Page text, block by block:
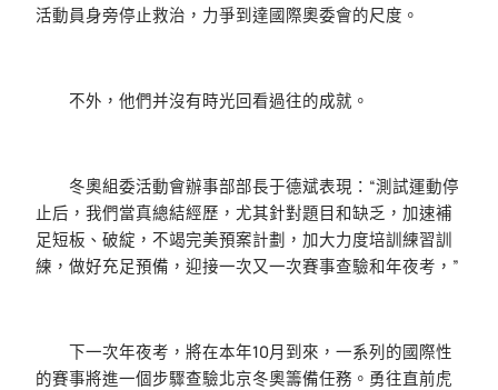
活動員身旁停止救治，力爭到達國際奧委會的尺度。
不外，他們并沒有時光回看過往的成就。
冬奧組委活動會辦事部部長于德斌表現：“測試運動停
止后，我們當真總結經歷，尤其針對題目和缺乏，加速補
足短板、破綻，不竭完美預案計劃，加大力度培訓練習訓
練，做好充足預備，迎接一次又一次賽事查驗和年夜考，”
下一次年夜考，將在本年10月到來，一系列的國際性
的賽事將進一個步驟查驗北京冬奧籌備任務。勇往直前虎